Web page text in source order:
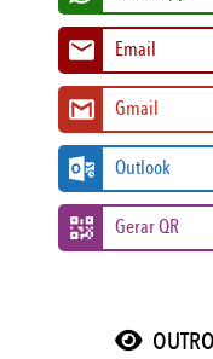
Email
Gmail
Outlook
Gerar QR